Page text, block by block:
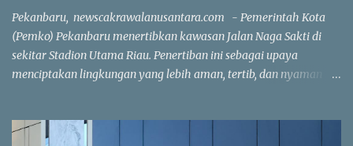
Damai yang berhasil diselesaikan dalam waktu sekitar dua jam
56 meni...
Pekanbaru, newscakrawalanusantara.com - Pemerintah Kota
(Pemko) Pekanbaru menertibkan kawasan Jalan Naga Sakti di
sekitar Stadion Utama Riau. Penertiban ini sebagai upaya
menciptakan lingkungan yang lebih aman, tertib, dan nyaman
menata kawasan agar lebih rapi dan menghilangkan bangunan